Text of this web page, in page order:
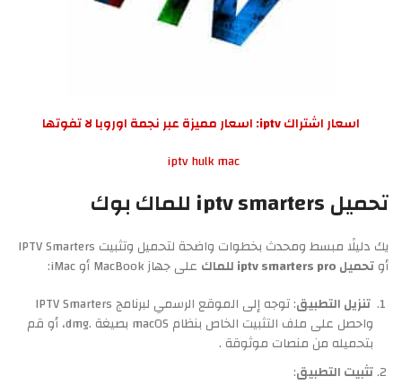
اسعار اشتراك iptv: اسعار مميزة عبر نجمة اوروبا لا تفوتها
iptv hulk mac
تحميل iptv smarters للماك بوك
يك دليلًا مبسط ومحدث بخطوات واضحة لتحميل وتثبيت IPTV Smarters
أوتحميل iptv smarters pro للماك
على جهاز MacBook أو iMac:
تنزيل التطبيق
: توجه إلى الموقع الرسمي لبرنامج IPTV Smarters
واحصل على ملف التثبيت الخاص بنظام macOS بصيغة .dmg، أو قم
بتحميله من منصات موثوقة .
تثبيت التطبيق: